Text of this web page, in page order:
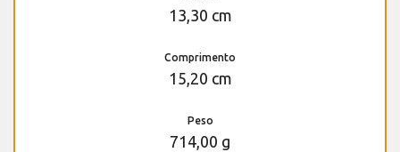
13,30 cm
Comprimento
15,20 cm
Peso
714,00 g